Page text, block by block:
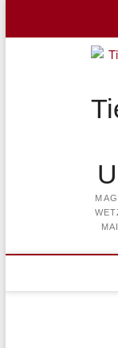
content